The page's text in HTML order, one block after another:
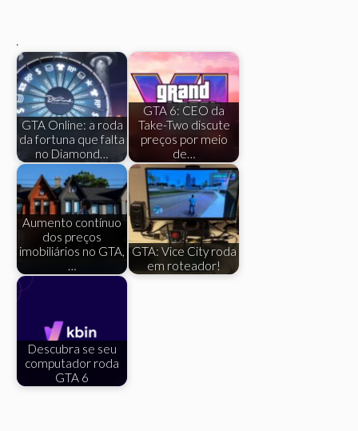
.
GTA Online: a roda
da fortuna que falta
no Diamond…
GTA 6: CEO da
Take-Two discute
preços por meio
de…
Aumento contínuo
dos preços
imobiliários no GTA,
…
GTA: Vice City roda
em roteador!
Descubra se seu
computador roda
GTA 6